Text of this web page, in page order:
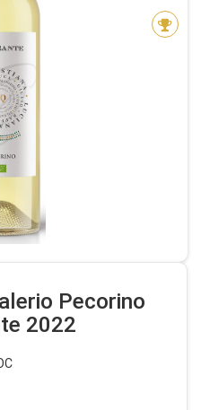
Pecorino
2022